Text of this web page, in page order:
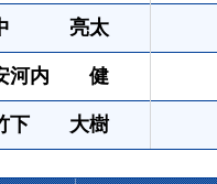
亮太
河内 健
下 大樹